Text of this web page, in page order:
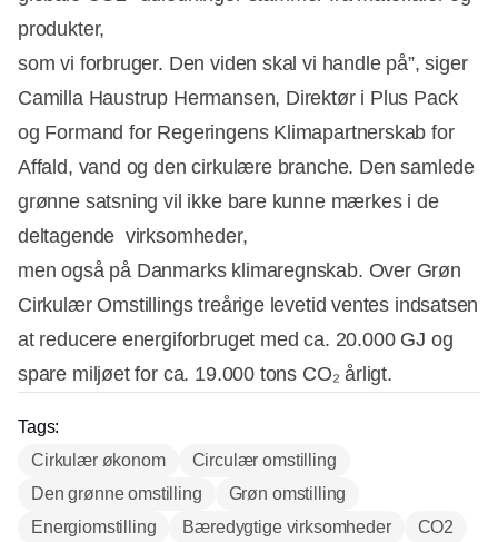
produkter,
som vi forbruger. Den viden skal vi handle på”, siger
Camilla Haustrup Hermansen, Direktør i Plus Pack
og Formand for Regeringens Klimapartnerskab for
Affald, vand og den cirkulære branche. Den samlede
grønne satsning vil ikke bare kunne mærkes i de
deltagende virksomheder,
men også på Danmarks klimaregnskab. Over Grøn
Cirkulær Omstillings treårige levetid ventes indsatsen
at reducere energiforbruget med ca. 20.000 GJ og
spare miljøet for ca. 19.000 tons CO₂ årligt.
Tags:
Cirkulær økonom
Circulær omstilling
Den grønne omstilling
Grøn omstilling
Energiomstilling
Bæredygtige virksomheder CO2